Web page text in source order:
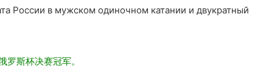
России в мужском одиночном катании и двукратный
罗斯杯决赛冠军。